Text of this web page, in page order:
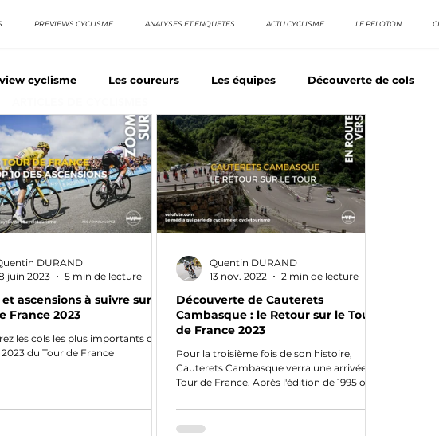
PREVIEWS CYCLISME ANALYSES ET ENQUETES ACTU CYCLISME LE PELOTON
cyclisme Les coureurs Les équipes Découverte de cols
siècle Nos séries - Coureurs sans GT Nos séries - Baroudeurs
d'Italia TDF La vuelta / Tour d'Espagne Rétro
et ascensions à suivre sur le
France 2023
les cols les plus importants de
du Tour de France
DURAND
juin 2023
5 min de lecture
Découverte de Cauterets
Cambasque : le Retour sur le Tour
de France 2023
Pour la troisième fois de son histoire,
Cauterets Cambasque verra une arrivée du
Tour de France. Après l'édition de 1995 où le
Quentin DURAND
13 nov. 2022
2 min de lecture